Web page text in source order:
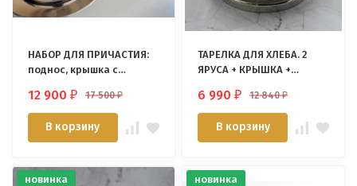
НАБОР ДЛЯ ПРИЧАСТИЯ:
поднос, крышка с
хлеба /72 стаканчика/
12 900₽ 17 500₽
В корзину
ТАРЕЛКА ДЛЯ ХЛЕБА. 2
ЯРУСА + КРЫШКА +
Enterprise/
6 990₽ 12 840₽
В корзину
новинка
новинка